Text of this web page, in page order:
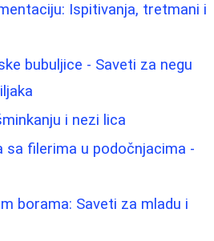
Ispitivanja, tretmani i
bubuljice - Saveti za negu
i nezi lica
sa filerima u podočnjacima -
borama: Saveti za mladu i